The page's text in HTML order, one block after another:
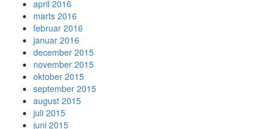
april 2016
marts 2016
februar 2016
januar 2016
december 2015
november 2015
oktober 2015
september 2015
august 2015
juli 2015
juni 2015